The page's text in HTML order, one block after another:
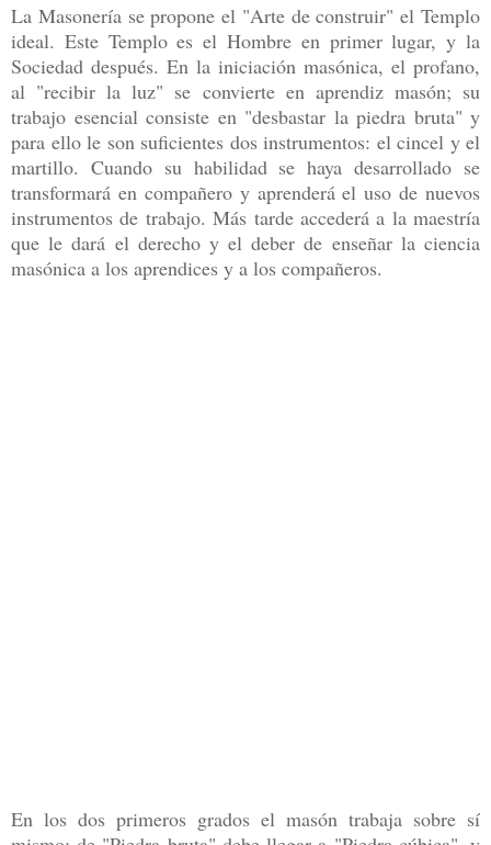
La Masonería se propone el "Arte de construir" el Templo
ideal. Este Templo es el Hombre en primer lugar, y la
Sociedad después. En la iniciación masónica, el profano,
al "recibir la luz" se convierte en aprendiz masón; su
trabajo esencial consiste en "desbastar la piedra bruta" y
para ello le son suficientes dos instrumentos: el cincel y el
martillo. Cuando su habilidad se haya desarrollado se
transformará en compañero y aprenderá el uso de nuevos
instrumentos de trabajo. Más tarde accederá a la maestría
que le dará el derecho y el deber de enseñar la ciencia
masónica a los aprendices y a los compañeros.
En los dos primeros grados el masón trabaja sobre sí